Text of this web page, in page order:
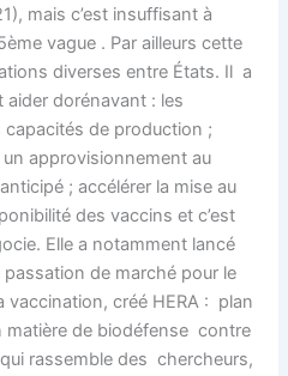
mais c’est insuffisant à
vague . Par ailleurs cette
diverses entre États. Il a
aider dorénavant : les
de production ;
approvisionnement au
; accélérer la mise au
des vaccins et c’est
Elle a notamment lancé
de marché pour le
vaccination, créé HERA : plan
matière de biodéfense contre
rassemble des chercheurs,